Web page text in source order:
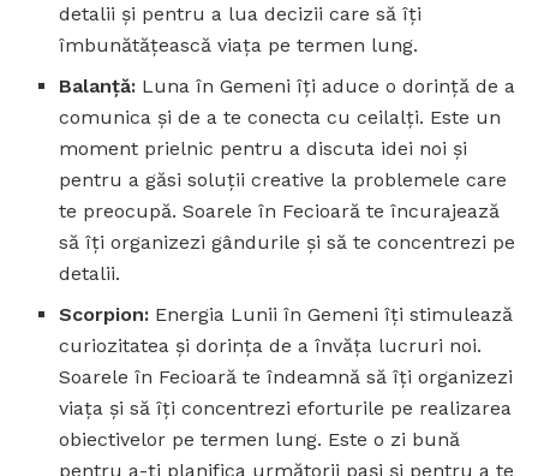
detalii și pentru a lua decizii care să îți
îmbunătățească viața pe termen lung.
Balanță: Luna în Gemeni îți aduce o dorință de a
comunica și de a te conecta cu ceilalți. Este un
moment prielnic pentru a discuta idei noi și
pentru a găsi soluții creative la problemele care
te preocupă. Soarele în Fecioară te încurajează
să îți organizezi gândurile și să te concentrezi pe
detalii.
Scorpion: Energia Lunii în Gemeni îți stimulează
curiozitatea și dorința de a învăța lucruri noi.
Soarele în Fecioară te îndeamnă să îți organizezi
viața și să îți concentrezi eforturile pe realizarea
obiectivelor pe termen lung. Este o zi bună
pentru a-ți planifica următorii pași și pentru a te